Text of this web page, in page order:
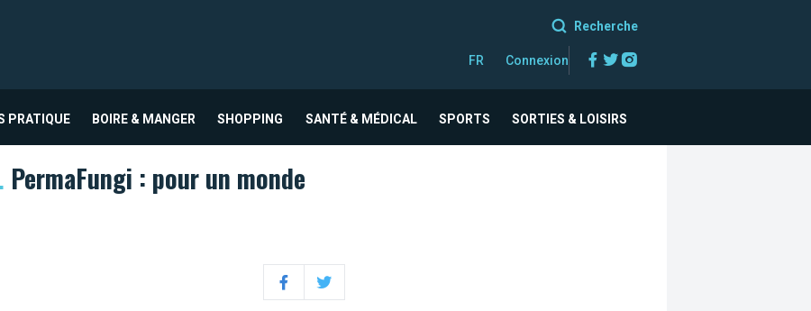
Recherche
FR Connexion Facebook
Twitter
PRATIQUE BOIRE & MANGER SHOPPING SANTÉ & MÉDICAL SPORTS SORTIES & LOISIRS
PermaFungi : pour un monde
FacebookTwitter